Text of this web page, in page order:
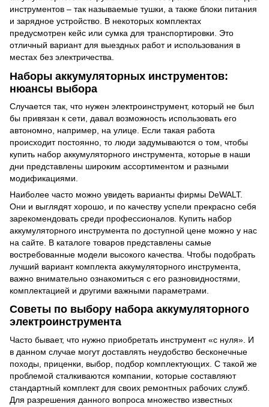
инструментов – так называемые тушки, а также блоки питания
и зарядное устройство. В некоторых комплектах
предусмотрен кейс или сумка для транспортировки. Это
отличный вариант для выездных работ и использования в
местах без электричества.
Наборы аккумуляторных инструментов:
нюансы выбора
Случается так, что нужен электроинструмент, который не был
бы привязан к сети, давал возможность использовать его
автономно, например, на улице. Если такая работа
происходит постоянно, то люди задумываются о том, чтобы
купить набор аккумуляторного инструмента, которые в наши
дни представлены широким ассортиментом и разными
модификациями.
Наиболее часто можно увидеть варианты фирмы DeWALT.
Они и выглядят хорошо, и по качеству успели прекрасно себя
зарекомендовать среди профессионалов. Купить набор
аккумуляторного инструмента по доступной цене можно у нас
на сайте. В каталоге товаров представлены самые
востребованные модели высокого качества. Чтобы подобрать
лучший вариант комплекта аккумуляторного инструмента,
важно внимательно ознакомиться с его разновидностями,
комплектацией и другими важными параметрами.
Советы по выбору набора аккумуляторного
электроинструмента
Часто бывает, что нужно приобретать инструмент «с нуля». И
в данном случае могут доставлять неудобство бесконечные
походы, приценки, выбор, подбор комплектующих. С такой же
проблемой сталкиваются компании, которые составляют
стандартный комплект для своих ремонтных рабочих служб.
Для разрешения данного вопроса множество известных